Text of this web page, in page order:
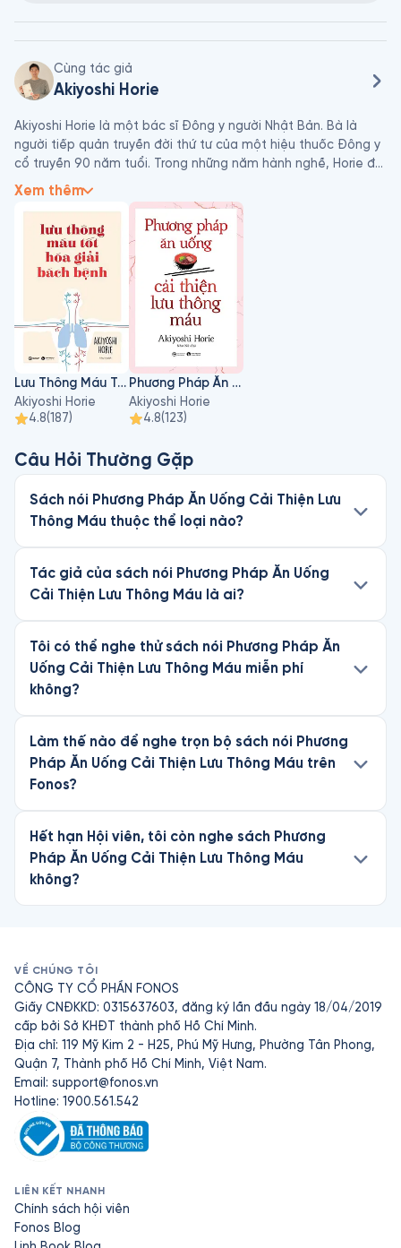
Cùng tác giả
Akiyoshi Horie
Akiyoshi Horie là một bác sĩ Đông y người Nhật Bản. Bà là
người tiếp quản truyền đời thứ tư của một hiệu thuốc Đông y
cổ truyền 90 năm tuổi. Trong những năm hành nghề, Horie đã
có kinh nghiệm chữa trị cho khoảng 50.000 trường hợp bệnh
nhân trên khắp nước Nhật và cả nước ngoài, từ đau bụng
kinh, lạc nội mạc tử cung, vô sinh hiếm muộn đến trầm cảm,
làm đẹp và giảm cân. Không giống như phương pháp chữa trị
Tây y, chữa trị Đông y đòi hỏi Akiyoshi Horie phải dành hàng
giờ để khám và chẩn đoán, theo dõi sát sao mức độ cải
thiện thể chất và tinh thần của người bệnh và mỗi đơn thuốc
là sự kết hợp của hàng trăm loại thảo dược khác nhau. Trong
suốt quá trình tích góp kinh nghiệm chậm rãi và phong phú
trong hơn một thập kỷ, Akiyoshi Horie nhận ra được liên hệ
mật thiết giữa cơ thể với tinh thần và việc lưu thông máu
thật sự ảnh hưởng triệt để đến thân-tâm ta mỗi ngày.
Xem thêm
Lưu Thông Máu Tốt Hoá Giải Bách Bệnh
Akiyoshi Horie
4.8(187)
Phương Pháp Ăn Uống Cải Thiện Lưu Thông Máu
Akiyoshi Horie
4.8(123)
Câu Hỏi Thường Gặp
Sách nói Phương Pháp Ăn Uống Cải Thiện Lưu
Thông Máu thuộc thể loại nào?
Tác giả của sách nói Phương Pháp Ăn Uống
Cải Thiện Lưu Thông Máu là ai?
Tôi có thể nghe thử sách nói Phương Pháp Ăn
Uống Cải Thiện Lưu Thông Máu miễn phí
không?
Làm thế nào để nghe trọn bộ sách nói Phương
Pháp Ăn Uống Cải Thiện Lưu Thông Máu trên
Fonos?
Hết hạn Hội viên, tôi còn nghe sách Phương
Pháp Ăn Uống Cải Thiện Lưu Thông Máu
không?
VỀ CHÚNG TÔI
CÔNG TY CỔ PHẦN FONOS
Giấy CNĐKKD: 0315637603, đăng ký lần đầu ngày 18/04/2019
cấp bởi Sở KHĐT thành phố Hồ Chí Minh.
Địa chỉ: 119 Mỹ Kim 2 - H25, Phú Mỹ Hưng, Phường Tân Phong,
Quận 7, Thành phố Hồ Chí Minh, Việt Nam.
Email: support@fonos.vn
Hotline: 1900.561.542
LIÊN KẾT NHANH
Chính sách hội viên
Fonos Blog